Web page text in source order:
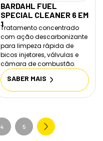
BARDAHL FUEL
SPECIAL CLEANER 6 EM
1
Tratamento concentrado
com ação descarbonizante
para limpeza rápida de
bicos injetores, válvulas e
câmara de combustão.
SABER MAIS
4 5